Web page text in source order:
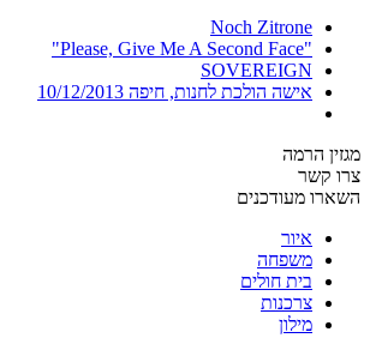
Noch Zitrone
"Please, Give Me A Second Face"
SOVEREIGN
אישה הולכת לחנות, חיפה 10/12/2013
מגזין הרמה
צרו קשר
השארו מעודכנים
איור
משפחה
בית חולים
צרכנות
מילון